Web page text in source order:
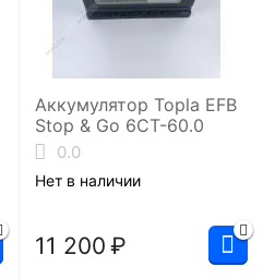
Аккумулятор Topla EFB
Stop & Go 6СТ-60.0
0.0
Нет в наличии
11 200 ₽